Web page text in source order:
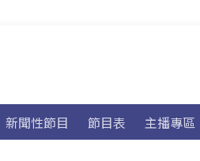
新聞性節目 節目表 主播專區